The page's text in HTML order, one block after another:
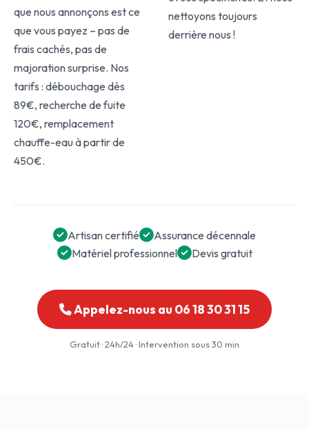
que nous annonçons est ce
que vous payez – pas de
frais cachés, pas de
majoration surprise. Nos
tarifs : débouchage dès
89€, recherche de fuite
120€, remplacement
chauffe-eau à partir de
450€.
nettoyons toujours
derrière nous !
Artisan certifié
Assurance décennale
Matériel professionnel
Devis gratuit
Appelez-nous au 06 18 30 31 15
Gratuit · 24h/24 · Intervention sous 30 min